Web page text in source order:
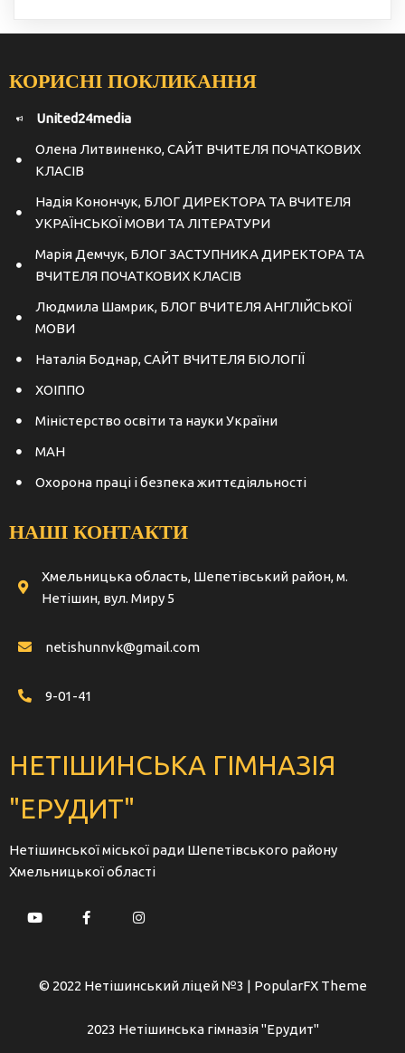
КОРИСНІ ПОКЛИКАННЯ
United24media
Олена Литвиненко, САЙТ ВЧИТЕЛЯ ПОЧАТКОВИХ
КЛАСІВ
Надія Конончук, БЛОГ ДИРЕКТОРА ТА ВЧИТЕЛЯ
УКРАЇНСЬКОЇ МОВИ ТА ЛІТЕРАТУРИ
Марія Демчук, БЛОГ ЗАСТУПНИКА ДИРЕКТОРА ТА
ВЧИТЕЛЯ ПОЧАТКОВИХ КЛАСІВ
Людмила Шамрик, БЛОГ ВЧИТЕЛЯ АНГЛІЙСЬКОЇ
МОВИ
Наталія Боднар, САЙТ ВЧИТЕЛЯ БІОЛОГІЇ
ХОІППО
Міністерство освіти та науки України
МАН
Охорона праці і безпека життєдіяльності
НАШІ КОНТАКТИ
Хмельницька область, Шепетівський район, м.
Нетішин, вул. Миру 5
netishunnvk@gmail.com
9-01-41
НЕТІШИНСЬКА ГІМНАЗІЯ
"ЕРУДИТ"
Нетішинської міської ради Шепетівського району
Хмельницької області
© 2022 Нетішинський ліцей №3 | PopularFX Theme
2023 Нетішинська гімназія "Ерудит"